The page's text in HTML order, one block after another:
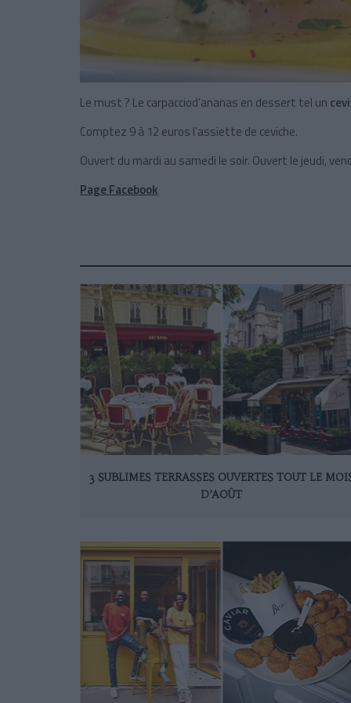
Le must ? Le carpacciod’ananas en dessert tel un
Comptez 9 à 12 euros l’assiette de ceviche.
Ouvert du mardi au samedi le soir. Ouvert le jeudi,
Page Facebook
3 SUBLIMES TERRASSES OUVERTES TOUT LE
D’AOÛT